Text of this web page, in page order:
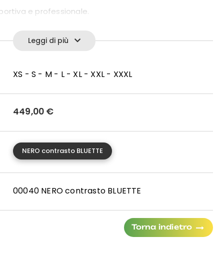
e professionale.
composizione Tess 92% PL gomma, Elastane 8% EL
in vera pelle
tripla ribattitura in contrasto nelle cuciture esterne
Leggi di più
XS - S - M - L - XL - XXL - XXXL
449,00 €
NERO contrasto BLUETTE
00040 NERO contrasto BLUETTE
Torna indietro